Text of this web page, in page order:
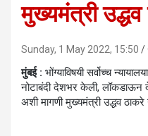
मुख्यमंत्री
Sunday, 1 May 2022, 15:50
मुंबई : भोंग्याविषयी सर्वोच्च
नोटाबंदी देशभर केली, लॉकडाऊन
अशी मागणी मुख्यमंत्री उद्धव